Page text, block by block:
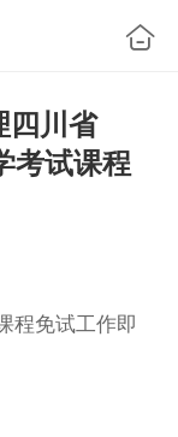
四川省
考试课程
程免试工作即